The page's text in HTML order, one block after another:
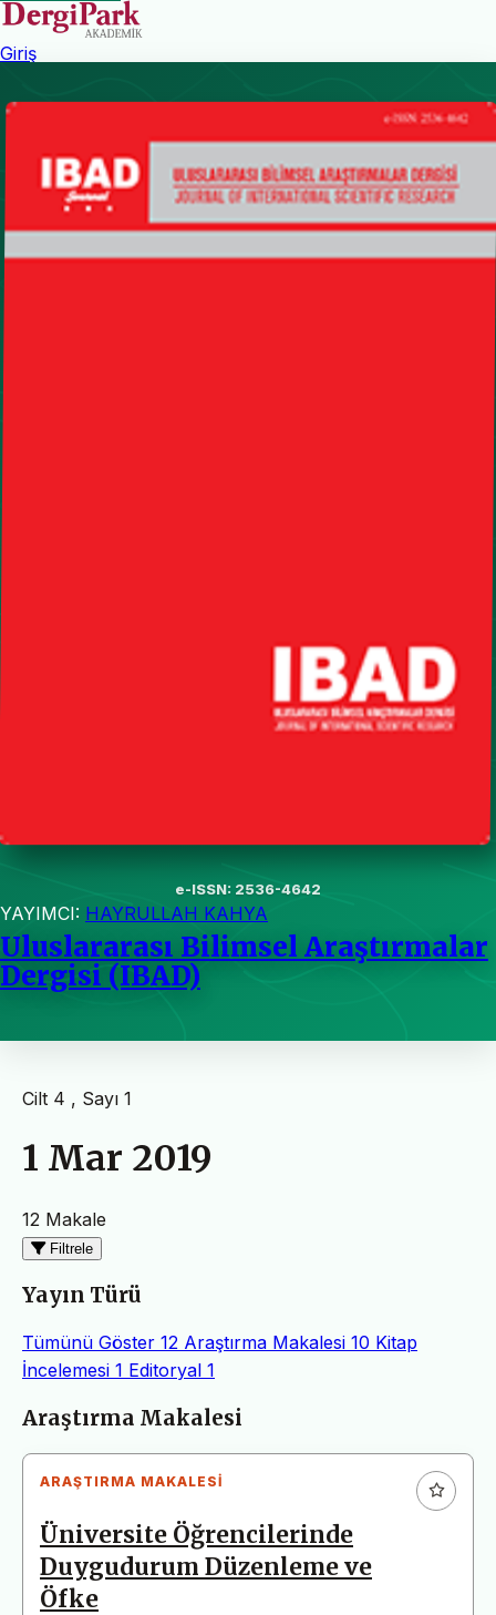
Giriş
e-ISSN: 2536-4642
YAYIMCI: HAYRULLAH KAHYA
Uluslararası Bilimsel Araştırmalar
Dergisi (IBAD)
Cilt 4 , Sayı 1
1 Mar 2019
12 Makale
Filtrele
Yayın Türü
Tümünü Göster 12 Araştırma Makalesi 10 Kitap
İncelemesi 1 Editoryal 1
Makaleler
Araştırma Makalesi
ARAŞTIRMA MAKALESI
Üniversite Öğrencilerinde
Duygudurum Düzenleme ve
Öfke